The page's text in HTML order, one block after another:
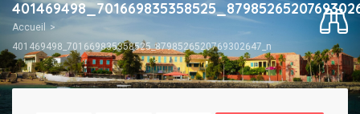
Accueil
401469498_701669835358525_8798526520769302647_n